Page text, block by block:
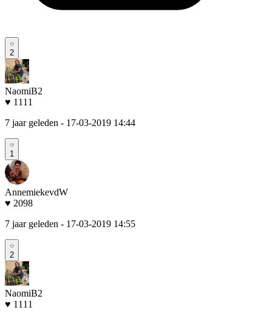
2
NaomiB2
♥ 1111
7 jaar geleden - 17-03-2019 14:44
1
AnnemiekevdW
♥ 2098
7 jaar geleden - 17-03-2019 14:55
2
NaomiB2
♥ 1111